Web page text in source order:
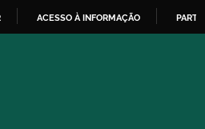
ACESSO À INFORMAÇÃO